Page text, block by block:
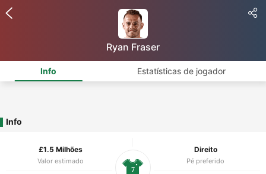
Ryan Fraser
Info Estatísticas de jogador
Info
£1.5 Milhões
Valor estimado
Direito
Pé preferido
7